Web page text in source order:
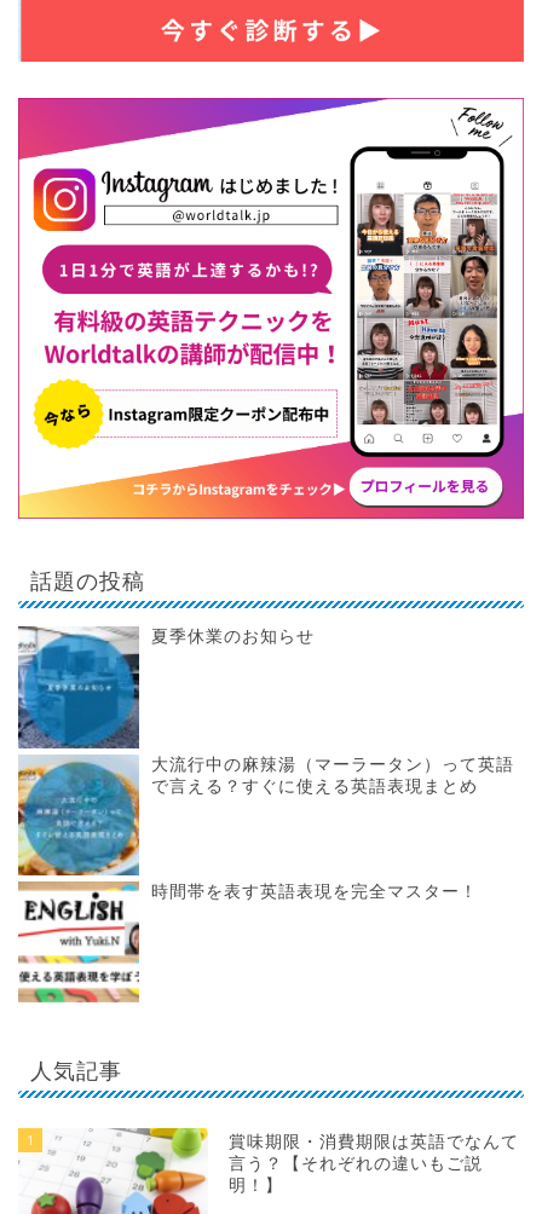
話題の投稿
夏季休業のお知らせ
大流行中の麻辣湯（マーラータン）って英語
で言える？すぐに使える英語表現まとめ
時間帯を表す英語表現を完全マスター！
人気記事
1
賞味期限・消費期限は英語でなんて
言う？【それぞれの違いもご説
明！】